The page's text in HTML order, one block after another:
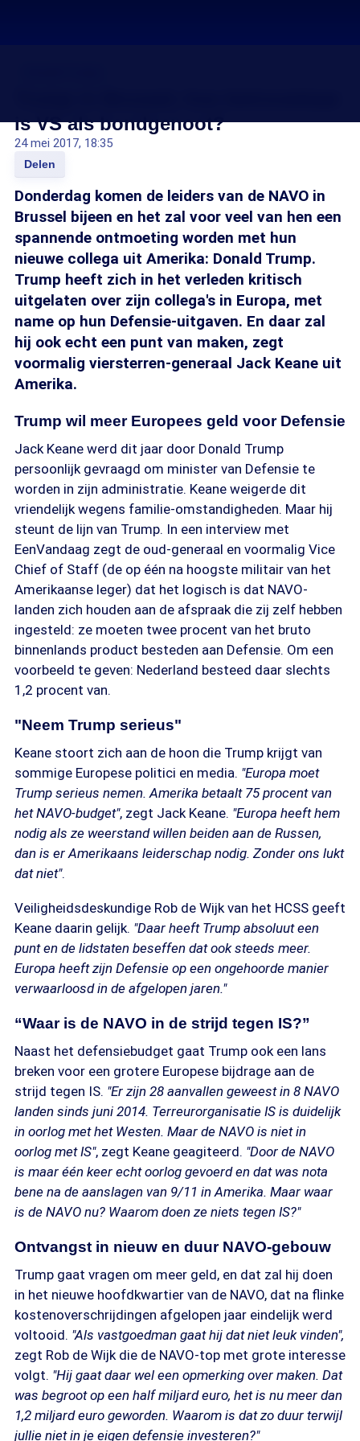
is VS als bondgenoot?
24 mei 2017, 18:35
Delen
Donderdag komen de leiders van de NAVO in
Brussel bijeen en het zal voor veel van hen een
spannende ontmoeting worden met hun
nieuwe collega uit Amerika: Donald Trump.
Trump heeft zich in het verleden kritisch
uitgelaten over zijn collega's in Europa, met
name op hun Defensie-uitgaven. En daar zal
hij ook echt een punt van maken, zegt
voormalig viersterren-generaal Jack Keane uit
Amerika.
Trump wil meer Europees geld voor Defensie
Jack Keane werd dit jaar door Donald Trump
persoonlijk gevraagd om minister van Defensie te
worden in zijn administratie. Keane weigerde dit
vriendelijk wegens familie-omstandigheden. Maar hij
steunt de lijn van Trump. In een interview met
EenVandaag zegt de oud-generaal en voormalig Vice
Chief of Staff (de op één na hoogste militair van het
Amerikaanse leger) dat het logisch is dat NAVO-
landen zich houden aan de afspraak die zij zelf hebben
ingesteld: ze moeten twee procent van het bruto
binnenlands product besteden aan Defensie. Om een
voorbeeld te geven: Nederland besteed daar slechts
1,2 procent van.
"Neem Trump serieus"
Keane stoort zich aan de hoon die Trump krijgt van
sommige Europese politici en media. "Europa moet
Trump serieus nemen. Amerika betaalt 75 procent van
het NAVO-budget", zegt Jack Keane. "Europa heeft hem
nodig als ze weerstand willen beiden aan de Russen,
dan is er Amerikaans leiderschap nodig. Zonder ons lukt
dat niet".
Veiligheidsdeskundige Rob de Wijk van het HCSS geeft
Keane daarin gelijk. "Daar heeft Trump absoluut een
punt en de lidstaten beseffen dat ook steeds meer.
Europa heeft zijn Defensie op een ongehoorde manier
verwaarloosd in de afgelopen jaren."
“Waar is de NAVO in de strijd tegen IS?”
Naast het defensiebudget gaat Trump ook een lans
breken voor een grotere Europese bijdrage aan de
strijd tegen IS. "Er zijn 28 aanvallen geweest in 8 NAVO
landen sinds juni 2014. Terreurorganisatie IS is duidelijk
in oorlog met het Westen. Maar de NAVO is niet in
oorlog met IS", zegt Keane geagiteerd. "Door de NAVO
is maar één keer echt oorlog gevoerd en dat was nota
bene na de aanslagen van 9/11 in Amerika. Maar waar
is de NAVO nu? Waarom doen ze niets tegen IS?"
Ontvangst in nieuw en duur NAVO-gebouw
Trump gaat vragen om meer geld, en dat zal hij doen
in het nieuwe hoofdkwartier van de NAVO, dat na flinke
kostenoverschrijdingen afgelopen jaar eindelijk werd
voltooid. "Als vastgoedman gaat hij dat niet leuk vinden",
zegt Rob de Wijk die de NAVO-top met grote interesse
volgt. "Hij gaat daar wel een opmerking over maken. Dat
was begroot op een half miljard euro, het is nu meer dan
1,2 miljard euro geworden. Waarom is dat zo duur terwijl
jullie niet in je eigen defensie investeren?"